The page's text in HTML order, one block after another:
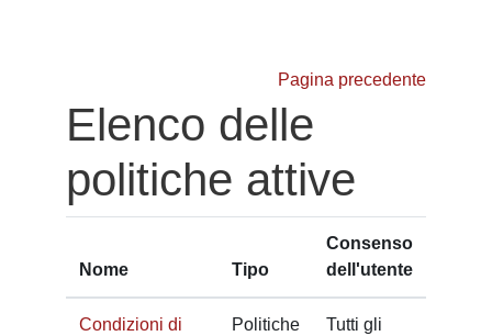
Pagina precedente
Elenco delle
politiche attive
Nome Tipo
Consenso
dell'utente
Condizioni di
Politiche
Tutti gli